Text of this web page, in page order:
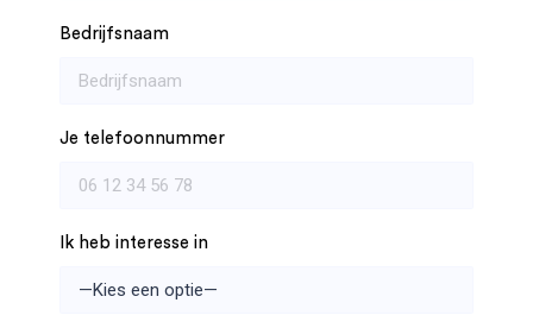
Bedrijfsnaam
Je telefoonnummer
Ik heb interesse in